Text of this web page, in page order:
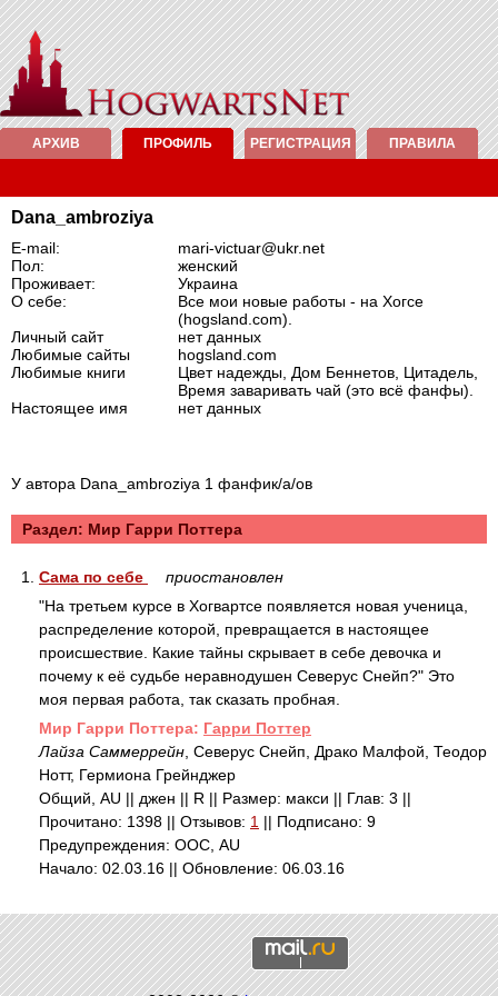
АРХИВ ПРОФИЛЬ РЕГИСТРАЦИЯ ПРАВИЛА
Dana_ambroziya
E-mail:
mari-victuar@ukr.net
Пол:
женский
Проживает:
Украина
О себе:
Все мои новые работы - на Хогсе
(hogsland.com).
Личный сайт
нет данных
Любимые сайты
hogsland.com
Любимые книги
Цвет надежды, Дом Беннетов, Цитадель,
Время заваривать чай (это всё фанфы).
Настоящее имя
нет данных
У автора Dana_ambroziya 1 фанфик/а/ов
Раздел: Mир Гарри Поттера
1. Сама по себе
приостановлен
"На третьем курсе в Хогвартсе появляется новая ученица,
распределение которой, превращается в настоящее
происшествие. Какие тайны скрывает в себе девочка и
почему к её судьбе неравнодушен Северус Снейп?" Это
моя первая работа, так сказать пробная.
Mир Гарри Поттера: Гарри Поттер
Лайза Саммеррейн , Северус Снейп, Драко Малфой, Теодор
Нотт, Гермиона Грейнджер
Общий, AU || джен || R || Размер: макси || Глав: 3 ||
Прочитано: 1398 || Отзывов: 1 || Подписано: 9
Предупреждения: ООС, AU
Начало: 02.03.16 || Обновление: 06.03.16